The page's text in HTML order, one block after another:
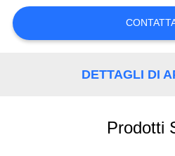
MAPPA
DETTAGLI DI
Prodotti